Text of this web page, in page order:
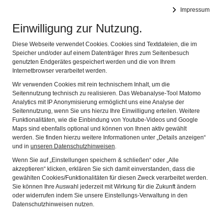
Impressum
Einwilligung zur Nutzung.
Diese Webseite verwendet Cookies. Cookies sind Textdateien, die im
Speicher und/oder auf einem Datenträger Ihres zum Seitenbesuch
genutzten Endgerätes gespeichert werden und die von Ihrem
Internetbrowser verarbeitet werden.
Wir verwenden Cookies mit rein technischem Inhalt, um die
Seitennutzung technisch zu realisieren. Das Webanalyse-Tool Matomo
Analytics mit IP Anonymisierung ermöglicht uns eine Analyse der
Seitennutzung, wenn Sie uns hierzu Ihre Einwilligung erteilen. Weitere
Funktionalitäten, wie die Einbindung von Youtube-Videos und Google
Maps sind ebenfalls optional und können von Ihnen aktiv gewählt
werden. Sie finden hierzu weitere Informationen unter „Details anzeigen“
und in unseren Datenschutzhinweisen.
Wenn Sie auf „Einstellungen speichern & schließen“ oder „Alle
akzeptieren“ klicken, erklären Sie sich damit einverstanden, dass die
gewählten Cookies/Funktionalitäten für diesen Zweck verarbeitet werden.
Sie können Ihre Auswahl jederzeit mit Wirkung für die Zukunft ändern
oder widerrufen indem Sie unsere Einstellungs-Verwaltung in den
Datenschutzhinweisen nutzen.
MUSEUM FÜR DIE KELTISCH-RÖMISCHE VERGANGENHEIT
ARCHÄOLOGISCHER
RUNDWEG
STATION 6